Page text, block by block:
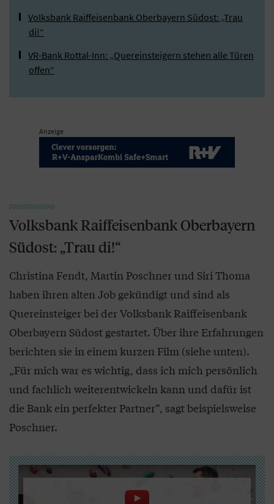
Volksbank Raiffeisenbank Oberbayern Südost: „Trau
di!“
VR-Bank Rottal-Inn: „Quereinsteigern stehen alle Türen
offen“
Anzeige
Volksbank Raiffeisenbank Oberbayern
Südost: „Trau di!“
Christina Fendt, Martin Poschner und Siri Thoma
haben ihren alten Job gekündigt und sind als
Quereinsteiger bei der Volksbank Raiffeisenbank
Oberbayern Südost gestartet. Über ihre Erfahrungen
berichten sie in einem kurzen Film (siehe unten).
„Für mich war es wichtig, dass ich mich persönlich
und fachlich weiterentwickeln kann und dafür ist
die Bank ein perfekter Partner“, sagt beispielsweise
Poschner.